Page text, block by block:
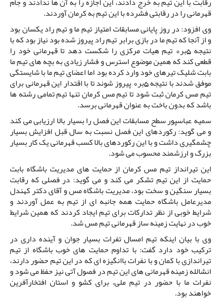
قهرمانی را در رقابتی فشرده با این تیم به کرمان آوردند.
وی افزود: در روز پایانی مسابقات امتیاز تیم ما و تیم راد یکسان بود
و از آنجا که تیم ما در بازی برابر تیم راد پیروز شده بود نیاز بود که با
نتیجه 5بر0 تیم هیات مرکزی را شکست دهد تا قهرمانی خود را
قطعی کند که همین موضوع استرس و فشار زیادی به بچه های تیم ما
بابت شلیک تیرهای خود وارد کرده بود اما اعضای تیم ما با شایستگی
موفق شدند با نتیجه 5بر0 پیروز شوند تا با اقتدار این قهرمانی برای
تیم مس کرمان ثبت شود تا تیم مس کرمان تنها تیم تمامی رشته ها
باشد که بدون باخت به عنوان قهرمانی برسد.
سمیه عباسپور سطح مسابقات این فصل را بسیار بالا ارزیابی می کند
و می گوید: رکوردهای این فصل نسبت به سال قبل افزایش بسیار
چشمگیری داشت و با این رکوردهای بالا کسب قهرمانی یک کار بسیار
بزرگ و ارزشمند محسوب می شود.
این تیرانداز تیم مس کرمان از حمایت های مدیریت باشگاه بابت
حمایت از این تیم تشکر می کند و می گوید: در فصلی که رقابت
بسیار سنگین و سخت بود، مدیریت باشگاه مس و آقای دکتر کهندل
مدیرعامل باشگاه حمایت همه جانبه ای از تیم به عمل آوردند و
شرایط خوبی از نظر تدارکات برای تیم ایجاد کردند که همین شرایط
خوب در نهایت زمینه ساز قهرمانی تیم مس شد.
وی با بیان اینکه تیم امسال تفرات بسیار جوان و آینده داری در
ترکیب خود دارد گفت: با تداوم حمایت های خوب باشگاه از تیم
تیراندازی با کمان و با نفرات باانگیزه ای که در این تیم حضور دارند،
انشالله زمینه قهرمانی های این تیم در فصول آتی نیز حفظ می شود و
نفرات ما با حضور در تیم ملی، برای کشو و استان افتخارآفرین
خواهند بود.